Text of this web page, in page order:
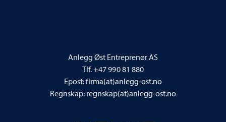
Anlegg Øst Entreprenør AS
Tlf. +47 990 81 880
Epost:firma(at)anlegg-ost.no
Regnskap: regnskap(at)anlegg-ost.no